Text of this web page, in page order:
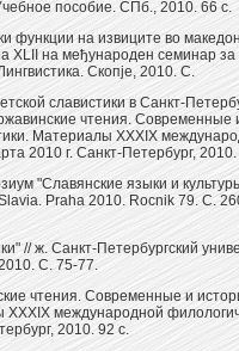
пособие. СПб., 2010. 66 с.
функции на извиците во
XLII на међународен семинар за
Скопjе, 2010. С.
славистики в Санкт-
чтения. Современные
Материалы XXXIX
2010 г. Санкт-Петербург,
"Славянские языки и
Praha 2010. Rocnik 79. С.
// ж. Санкт-Петербургский
С. 75-77.
чтения. Современные и
XXXIX международной
2010. 92 с.